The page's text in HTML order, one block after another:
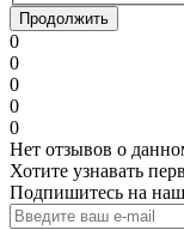
Продолжить
0
0
0
0
0
Нет отзывов о
Хотите узнавать
Подпишитесь на